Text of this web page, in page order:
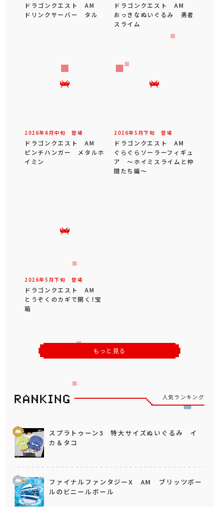
ドラゴンクエスト AM
ドリンクサーバー タル
ドラゴンクエスト AM
おっきなぬいぐるみ 勇者
スライム
2026年6 月中旬 登場
ドラゴンクエスト AM
ピンチハンガー メタルホ
イミン
2026年5 月下旬 登場
ドラゴンクエスト AM
ぐらぐらソーラーフィギュ
ア ～ホイミスライムと仲
間たち編～
2026年5 月下旬 登場
ドラゴンクエスト AM
とうぞくのカギで開く！宝
箱
もっと見る
人気ランキング
スプラトゥーン3 特大サイズぬいぐるみ イ
カ＆タコ
ファイナルファンタジーX AM ブリッツボー
ルのビニールボール